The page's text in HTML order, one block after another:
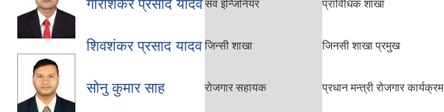
गौरीशंकर प्रसाद यादवसव इन्जिनियर प्राविधिक शाखा
शिवशंकर प्रसाद यादव जिन्सी शाखा जिनसी शाखा प्रमुख
सोनु कुमार साह रोजगार सहायक प्रधान मन्त्री रोजगार कार्यक्रम